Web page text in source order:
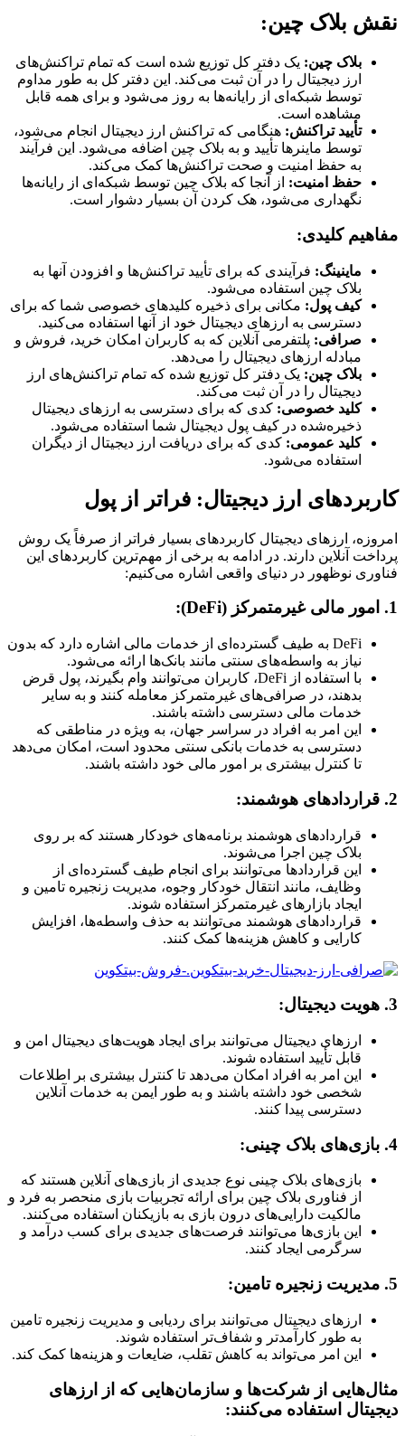
نقش بلاک چین:
بلاک چین: یک دفتر کل توزیع شده است که تمام تراکنش‌های
ارز دیجیتال را در آن ثبت می‌کند. این دفتر کل به طور مداوم
توسط شبکه‌ای از رایانه‌ها به روز می‌شود و برای همه قابل
مشاهده است.
تأیید تراکنش: هنگامی که تراکنش ارز دیجیتال انجام می‌شود،
توسط ماینرها تأیید و به بلاک چین اضافه می‌شود. این فرآیند
به حفظ امنیت و صحت تراکنش‌ها کمک می‌کند.
حفظ امنیت: از آنجا که بلاک چین توسط شبکه‌ای از رایانه‌ها
نگهداری می‌شود، هک کردن آن بسیار دشوار است.
مفاهیم کلیدی:
ماینینگ: فرآیندی که برای تأیید تراکنش‌ها و افزودن آنها به
بلاک چین استفاده می‌شود.
کیف پول: مکانی برای ذخیره کلیدهای خصوصی شما که برای
دسترسی به ارزهای دیجیتال خود از آنها استفاده می‌کنید.
صرافی: پلتفرمی آنلاین که به کاربران امکان خرید، فروش و
مبادله ارزهای دیجیتال را می‌دهد.
بلاک چین: یک دفتر کل توزیع شده که تمام تراکنش‌های ارز
دیجیتال را در آن ثبت می‌کند.
کلید خصوصی: کدی که برای دسترسی به ارزهای دیجیتال
ذخیره‌شده در کیف پول دیجیتال شما استفاده می‌شود.
کلید عمومی: کدی که برای دریافت ارز دیجیتال از دیگران
استفاده می‌شود.
کاربردهای ارز دیجیتال: فراتر از پول
امروزه، ارزهای دیجیتال کاربردهای بسیار فراتر از صرفاً یک روش
پرداخت آنلاین دارند. در ادامه به برخی از مهم‌ترین کاربردهای این
فناوری نوظهور در دنیای واقعی اشاره می‌کنیم:
1. امور مالی غیرمتمرکز (DeFi):
DeFi به طیف گسترده‌ای از خدمات مالی اشاره دارد که بدون
نیاز به واسطه‌های سنتی مانند بانک‌ها ارائه می‌شود.
با استفاده از DeFi، کاربران می‌توانند وام بگیرند، پول قرض
بدهند، در صرافی‌های غیرمتمرکز معامله کنند و به سایر
خدمات مالی دسترسی داشته باشند.
این امر به افراد در سراسر جهان، به ویژه در مناطقی که
دسترسی به خدمات بانکی سنتی محدود است، امکان می‌دهد
تا کنترل بیشتری بر امور مالی خود داشته باشند.
2. قراردادهای هوشمند:
قراردادهای هوشمند برنامه‌های خودکار هستند که بر روی
بلاک چین اجرا می‌شوند.
این قراردادها می‌توانند برای انجام طیف گسترده‌ای از
وظایف، مانند انتقال خودکار وجوه، مدیریت زنجیره تامین و
ایجاد بازارهای غیرمتمرکز استفاده شوند.
قراردادهای هوشمند می‌توانند به حذف واسطه‌ها، افزایش
کارایی و کاهش هزینه‌ها کمک کنند.
3. هویت دیجیتال:
ارزهای دیجیتال می‌توانند برای ایجاد هویت‌های دیجیتال امن و
قابل تأیید استفاده شوند.
این امر به افراد امکان می‌دهد تا کنترل بیشتری بر اطلاعات
شخصی خود داشته باشند و به طور ایمن به خدمات آنلاین
دسترسی پیدا کنند.
4. بازی‌های بلاک چینی:
بازی‌های بلاک چینی نوع جدیدی از بازی‌های آنلاین هستند که
از فناوری بلاک چین برای ارائه تجربیات بازی منحصر به فرد و
مالکیت دارایی‌های درون بازی به بازیکنان استفاده می‌کنند.
این بازی‌ها می‌توانند فرصت‌های جدیدی برای کسب درآمد و
سرگرمی ایجاد کنند.
5. مدیریت زنجیره تامین:
ارزهای دیجیتال می‌توانند برای ردیابی و مدیریت زنجیره تامین
به طور کارآمدتر و شفاف‌تر استفاده شوند.
این امر می‌تواند به کاهش تقلب، ضایعات و هزینه‌ها کمک کند.
مثال‌هایی از شرکت‌ها و سازمان‌هایی که از ارزهای
دیجیتال استفاده می‌کنند: